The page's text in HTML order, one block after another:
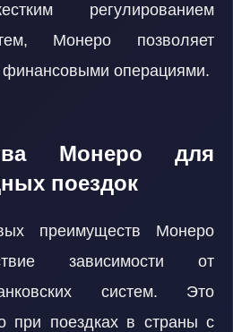
регулированием
Монеро позволяет
финансовыми операциями.
Монеро для
поездок
преимуществ Монеро
зависимости от
систем. Это
при поездках в страны с